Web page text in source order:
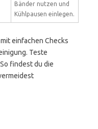
Bänder nutzen und
Kühlpausen einlegen.
einfachen Checks
Teste
findest du die